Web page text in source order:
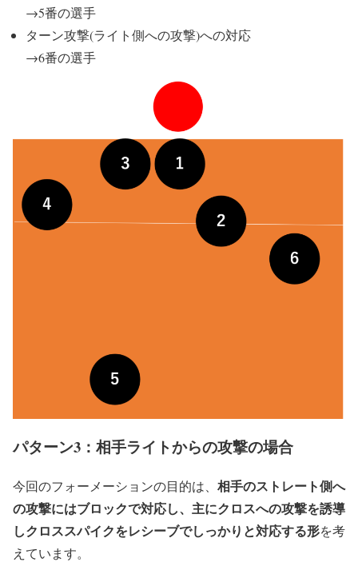
→5番の選手
ターン攻撃(ライト側への攻撃)への対応
→6番の選手
パターン3：相手ライトからの攻撃の場合
今回のフォーメーションの目的は、 相手のストレート側へ
の攻撃にはブロックで対応し、主にクロスへの攻撃を誘導
しクロススパイクをレシーブでしっかりと対応する形を考
えています。